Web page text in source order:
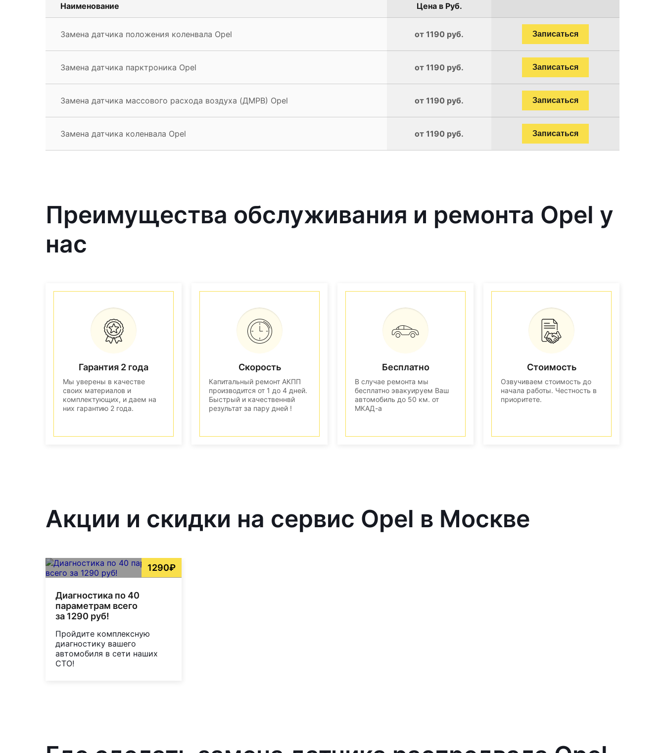
Наименование Цена в Руб.
Замена датчика положения коленвала Opel от 1190 руб. Записаться
Замена датчика парктроника Opel от 1190 руб. Записаться
Замена датчика массового расхода воздуха (ДМРВ) Opel от 1190 руб. Записаться
Замена датчика коленвала Opel от 1190 руб. Записаться
Преимущества обслуживания и ремонта Opel у
нас
Гарантия 2 года
Мы уверены в качестве
своих материалов и
комплектующих, и даем на
них гарантию 2 года.
Скорость
Капитальный ремонт АКПП
производится от 1 до 4 дней.
Быстрый и качественнвй
результат за пару дней !
Бесплатно
В случае ремонта мы
бесплатно эвакуируем Ваш
автомобиль до 50 км. от
МКАД-а
Стоимость
Озвучиваем стоимость до
начала работы. Честность в
приоритете.
Акции и скидки на сервис Opel в Москве
1290₽
Диагностика по 40
параметрам всего
за 1290 руб!
Пройдите комплексную
диагностику вашего
автомобиля в сети наших
СТО!